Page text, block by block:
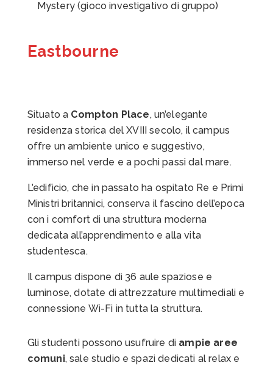
Mystery (gioco investigativo di gruppo)
Eastbourne
Situato a Compton Place, un’elegante
residenza storica del XVIII secolo, il campus
offre un ambiente unico e suggestivo,
immerso nel verde e a pochi passi dal mare.
L’edificio, che in passato ha ospitato Re e Primi
Ministri britannici, conserva il fascino dell’epoca
con i comfort di una struttura moderna
dedicata all’apprendimento e alla vita
studentesca.
Il campus dispone di 36 aule spaziose e
luminose, dotate di attrezzature multimediali e
connessione Wi-Fi in tutta la struttura.
Gli studenti possono usufruire di ampie aree
comuni, sale studio e spazi dedicati al relax e